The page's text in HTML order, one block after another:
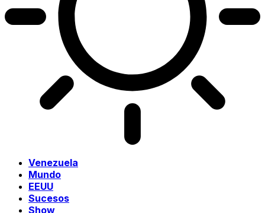
Venezuela
Mundo
EEUU
Sucesos
Show